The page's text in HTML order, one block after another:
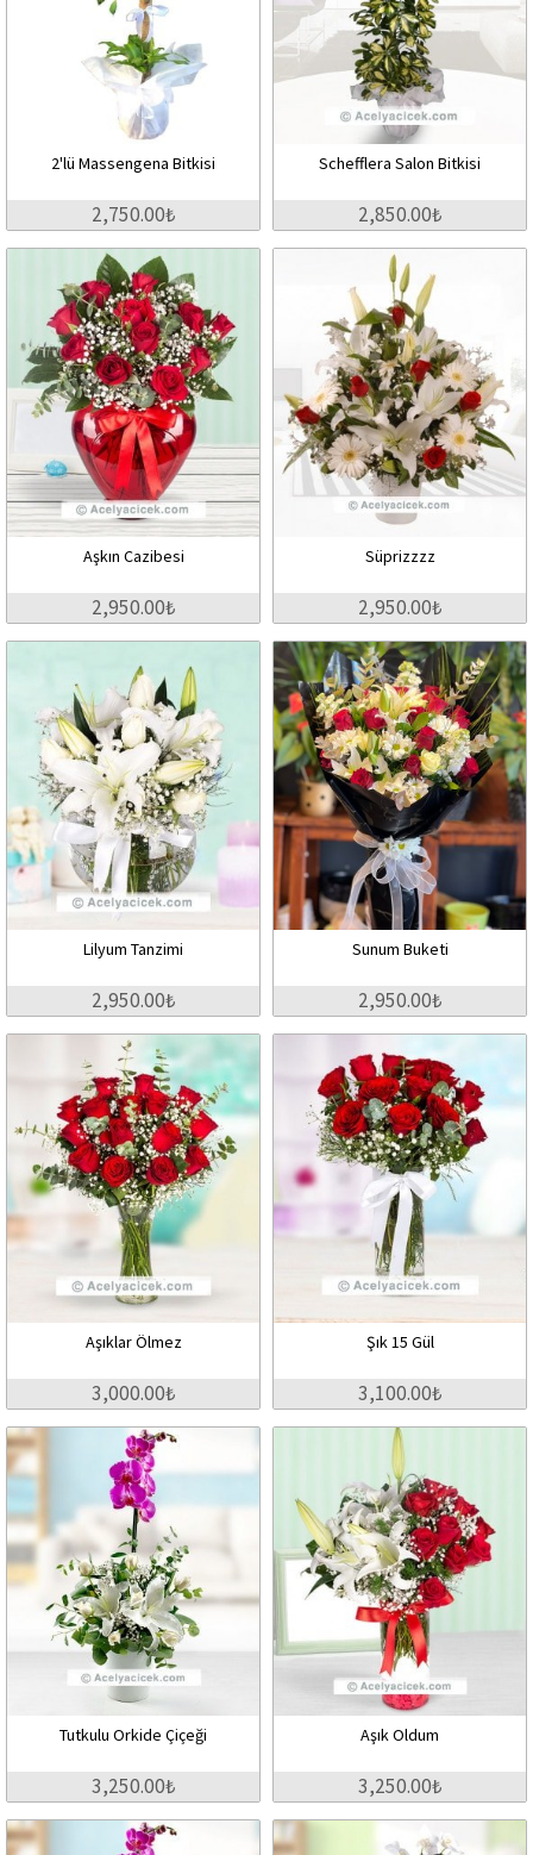
2'lü Massengena Bitkisi
2,750.00₺
Schefflera Salon Bitkisi
2,850.00₺
Aşkın Cazibesi
2,950.00₺
Süprizzzz
2,950.00₺
Lilyum Tanzimi
2,950.00₺
Sunum Buketi
2,950.00₺
Aşıklar Ölmez
3,000.00₺
Şık 15 Gül
3,100.00₺
Tutkulu Orkide Çiçeği
3,250.00₺
Aşık Oldum
3,250.00₺